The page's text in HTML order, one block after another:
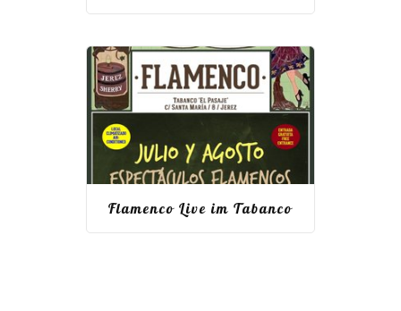
Flamenco Live im Tabanco